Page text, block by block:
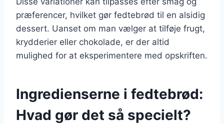
præferencer, hvilket gør fedtebrød til en alsidig
dessert. Uanset om man vælger at tilføje frugt,
krydderier eller chokolade, er der altid
mulighed for at eksperimentere med opskriften.
Ingredienserne i fedtebrød:
Hvad gør det så specielt?